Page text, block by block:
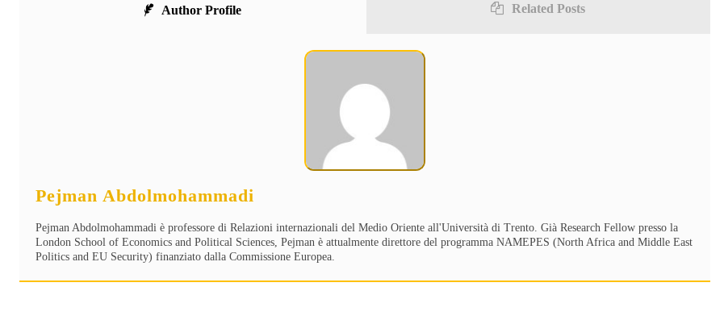
Author Profile Related Posts
Pejman Abdolmohammadi
Pejman Abdolmohammadi è professore di Relazioni internazionali del Medio Oriente all'Università di Trento. Già Research Fellow presso la
London School of Economics and Political Sciences, Pejman è attualmente direttore del programma NAMEPES (North Africa and Middle East
Politics and EU Security) finanziato dalla Commissione Europea.